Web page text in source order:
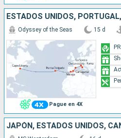
Pague en 4X
Odyssey of the Seas 15 d
JAPÓN, ESTADOS UNIDOS,